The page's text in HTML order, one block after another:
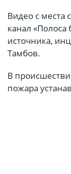
Видео с места
канал
источника,
Тамбов.
В
пожара